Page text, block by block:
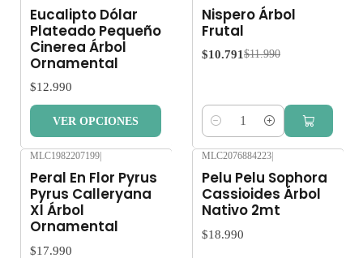
Despacho gratis por compras sobre $80.000
Sin garantía
Eucalipto Dólar
Plateado Pequeño
Cinerea Árbol
Ornamental
$12.990
VER OPCIONES
Nispero Árbol
Frutal
$10.791 $11.990
Cantidad
MLC1982207199
Peral En Flor Pyrus
Pyrus Calleryana
Xl Árbol
Ornamental
$17.990
MLC2076884223
Pelu Pelu Sophora
Cassioides Árbol
Nativo 2mt
$18.990